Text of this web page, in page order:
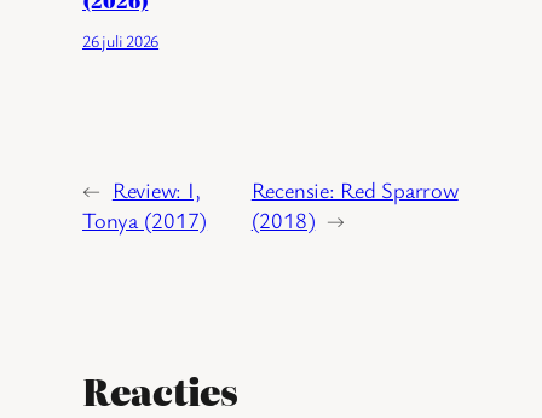
26 juli 2026
← Review: I,
Tonya (2017)
Recensie: Red Sparrow
(2018) →
Reacties